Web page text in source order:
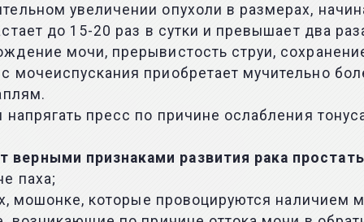
увеличении опухоли в размерах,
до 15-20 раз в сутки и превышает два
мочи, прерывистость струи,
приобретает мучительно
пресс по причине ослабления
признаками развития рака
паха;
мошонке, которые провоцируются наличием